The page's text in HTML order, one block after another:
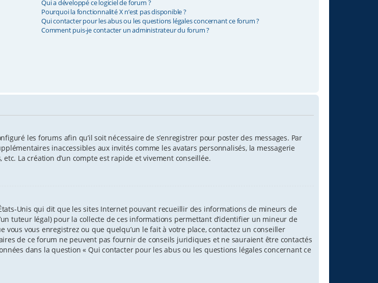
Qui a développé ce logiciel de forum ?
Pourquoi la fonctionnalité X n’est pas disponible ?
Qui contacter pour les abus ou les questions légales concernant ce forum ?
Comment puis-je contacter un administrateur du forum ?
les forums afin qu’il soit nécessaire de s’enregistrer pour poster des messages. Par
inaccessibles aux invités comme les avatars personnalisés, la messagerie
La création d’un compte est rapide et vivement conseillée.
Unis qui dit que les sites Internet pouvant recueillir des informations de mineurs de
tuteur légal) pour la collecte de ces informations permettant d’identifier un mineur de
vous vous enregistrez ou que quelqu’un le fait à votre place, contactez un conseiller
de ce forum ne peuvent pas fournir de conseils juridiques et ne sauraient être contactés
dans la question « Qui contacter pour les abus ou les questions légales concernant ce